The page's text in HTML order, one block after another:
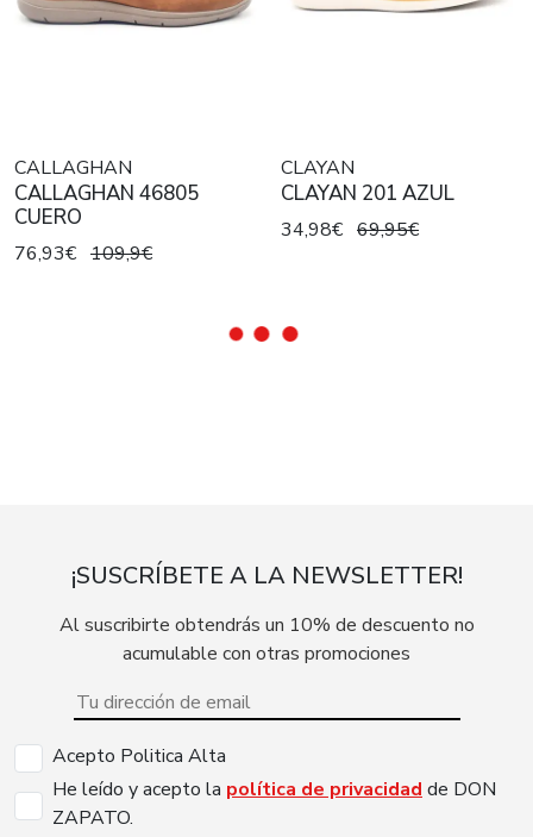
CALLAGHAN
CALLAGHAN 46805
CUERO
76,93€ 109,9€
CLAYAN
CLAYAN 201 AZUL
34,98€ 69,95€
¡SUSCRÍBETE A LA NEWSLETTER!
Al suscribirte obtendrás un 10% de descuento no
acumulable con otras promociones
Acepto Politica Alta
He leído y acepto la política de privacidad de DON
ZAPATO.